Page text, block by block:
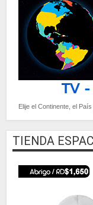
Elije el Continente, el
TIENDA